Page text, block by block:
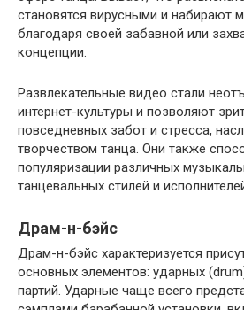
становятся вирусными и набирают
благодаря своей забавной или
концепции.
Развлекательные видео стали
интернет-культуры и позволяют
повседневных забот и стресса,
творчеством танца. Они также
популяризации различных
танцевальных стилей и
Драм-н-бэйс
Драм-н-бэйс характеризуется
основных элементов: ударных
партий. Ударные чаще всего